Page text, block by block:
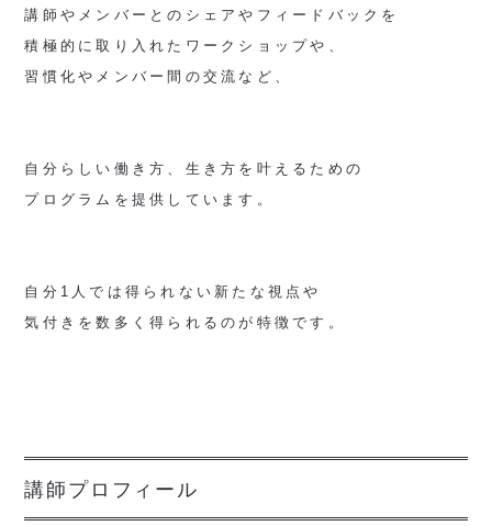
講師やメンバーとのシェアやフィードバックを
積極的に取り入れたワークショップや、
習慣化やメンバー間の交流など、
自分らしい働き方、生き方を叶えるための
プログラムを提供しています。
自分1人では得られない新たな視点や
気付きを数多く得られるのが特徴です。
講師プロフィール